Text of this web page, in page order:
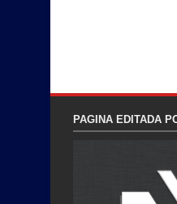
PAGINA EDITADA